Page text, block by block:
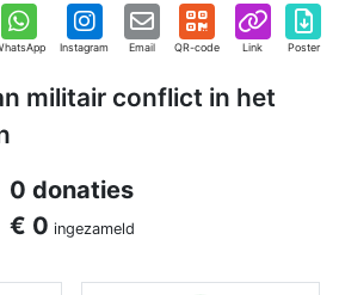
Instagram Email QR-code Link Poster
militair conflict in het
0 donaties
€ 0 ingezameld